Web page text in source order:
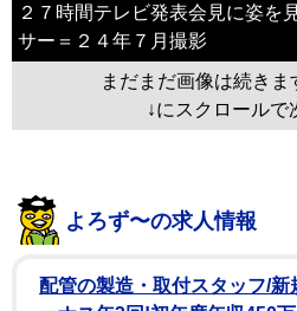
２７時間テレビ発表会見に姿を
サー＝２４年７月撮影
まだまだ画像は続きま
↓にスクロールで
よろず〜の求人情報
配管の製造・取付スタッフ/